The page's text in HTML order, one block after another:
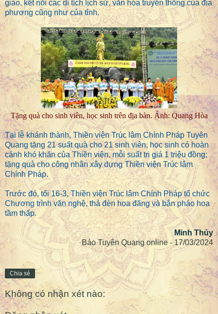
giáo, kết nối các di tích lịch sử, văn hóa truyền thống của địa
phương cũng như của tỉnh.
Tặng quà cho sinh viên, học sinh trên địa bàn. Ảnh: Quang Hòa
Tại lễ khánh thành, Thiền viện Trúc lâm Chính Pháp Tuyên
Quang tặng 21 suất quà cho 21 sinh viên, học sinh có hoàn
cảnh khó khăn của Thiền viện, mỗi suất trị giá 1 triệu đồng;
tặng quà cho công nhân xây dựng Thiền viện Trúc lâm
Chính Pháp.
Trước đó, tối 16-3, Thiền viện Trúc lâm Chính Pháp tổ chức
Chương trình văn nghệ, thả đèn hoa đăng và bắn pháo hoa
tầm thấp.
Minh Thủy
Báo Tuyên Quang online - 17/03/2024
Chia sẻ
Không có nhận xét nào: